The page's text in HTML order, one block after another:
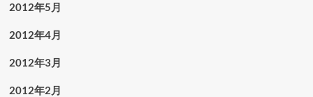
2012年5月
2012年4月
2012年3月
2012年2月